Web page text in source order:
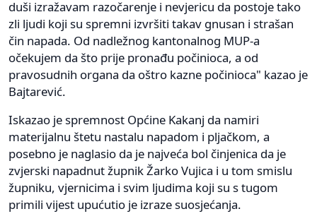
duši izražavam razočarenje i nevjericu da postoje tako
zli ljudi koji su spremni izvršiti takav gnusan i strašan
čin napada. Od nadležnog kantonalnog MUP-a
očekujem da što prije pronađu počinioca, a od
pravosudnih organa da oštro kazne počinioca" kazao je
Bajtarević.
Iskazao je spremnost Općine Kakanj da namiri
materijalnu štetu nastalu napadom i pljačkom, a
posebno je naglasio da je najveća bol činjenica da je
zvjerski napadnut župnik Žarko Vujica i u tom smislu
župniku, vjernicima i svim ljudima koji su s tugom
primili vijest upućutio je izraze suosjećanja.